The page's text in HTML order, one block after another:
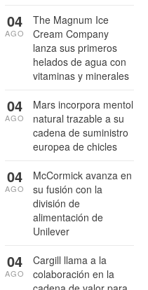
The Magnum Ice
Cream Company
lanza sus primeros
helados de agua con
vitaminas y minerales
04
AGO
Mars incorpora mentol
natural trazable a su
cadena de suministro
europea de chicles
04
AGO
McCormick avanza en
su fusión con la
división de
alimentación de
Unilever
04
AGO
Cargill llama a la
colaboración en la
04
AGO